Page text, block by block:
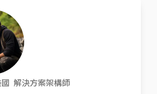
解決方案架構師